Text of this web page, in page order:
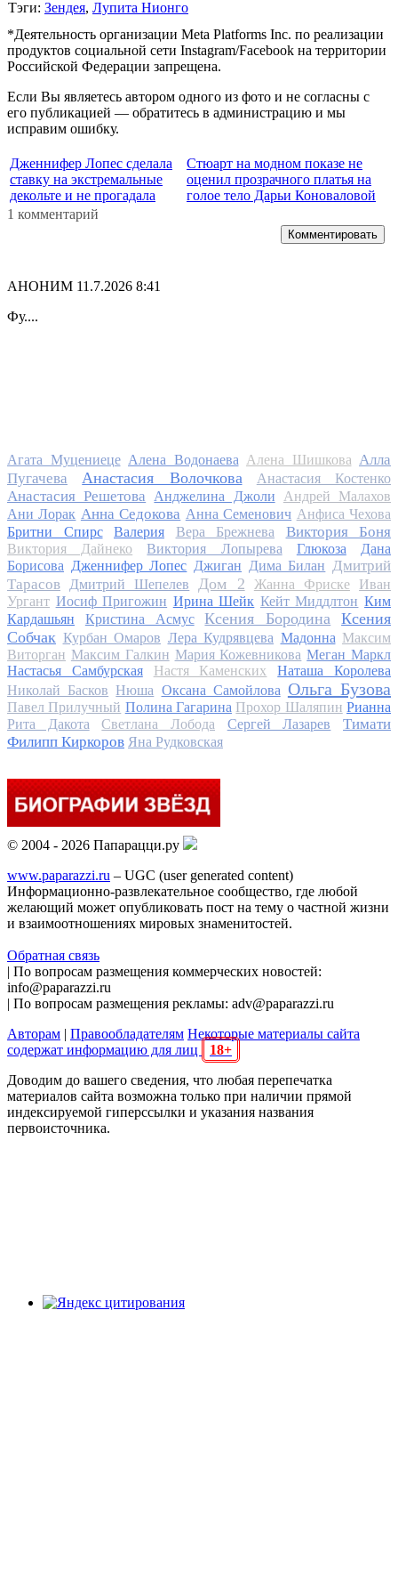
Тэги: Зендея, Лупита Нионго
*Деятельность организации Meta Platforms Inc. по реализации
продуктов социальной сети Instagram/Facebook на территории
Российской Федерации запрещена.
Если Вы являетесь автором одного из фото и не согласны с
его публикацией — обратитесь в администрацию и мы
исправим ошибку.
Дженнифер Лопес сделала
ставку на экстремальные
декольте и не прогадала
Стюарт на модном показе не
оценил прозрачного платья на
голое тело Дарьи Коноваловой
1 комментарий
Комментировать
АНОНИМ 11.7.2026 8:41
Фу....
Агата Муцениеце Алена Водонаева Алена Шишкова Алла
Пугачева
Анастасия Волочкова Анастасия Костенко
Анастасия Решетова Анджелина Джоли
Андрей Малахов
Ани Лорак Анна Седокова Анна Семенович Анфиса Чехова
Бритни Спирс
Валерия Вера Брежнева Виктория Боня
Виктория Дайнеко Виктория Лопырева Глюкоза
Дана
Борисова Дженнифер Лопес Джиган Дима Билан
Дмитрий
Тарасов
Дмитрий Шепелев Дом 2 Жанна Фриске
Иван
Ургант Иосиф Пригожин Ирина Шейк Кейт Миддлтон Ким
Кардашьян
Кристина Асмус Ксения Бородина
Ксения
Собчак Курбан Омаров Лера Кудрявцева Мадонна Максим
Виторган Максим Галкин Мария Кожевникова Меган Маркл
Настасья Самбурская
Настя Каменских
Наташа Королева
Николай Басков Нюша Оксана Самойлова Ольга Бузова
Павел Прилучный Полина Гагарина Прохор Шаляпин Рианна
Рита Дакота
Светлана Лобода Сергей Лазарев
Тимати
Филипп Киркоров Яна Рудковская
© 2004 - 2026 Папарацци.ру
www.paparazzi.ru – UGC (user generated content)
Информационно-развлекательное сообщество, где любой
желающий может опубликовать пост на тему о частной жизни
и взаимоотношениях мировых знаменитостей.
Обратная связь
| По вопросам размещения коммерческих новостей:
info@paparazzi.ru
| По вопросам размещения рекламы: adv@paparazzi.ru
Авторам | Правообладателям Некоторые материалы сайта
содержат информацию для лиц
18+
Доводим до вашего сведения, что любая перепечатка
материалов сайта возможна только при наличии прямой
индексируемой гиперссылки и указания названия
первоисточника.